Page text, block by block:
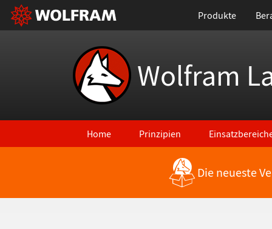
Produkte
Wolfram
Home Prinzipien
Die neueste